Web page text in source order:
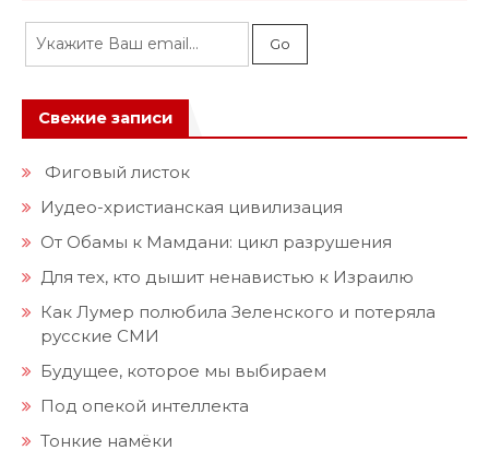
Свежие записи
Фиговый листок
Иудео-христианская цивилизация
От Обамы к Мамдани: цикл разрушения
Для тех, кто дышит ненавистью к Израилю
Как Лумер полюбила Зеленского и потеряла
русские СМИ
Будущее, которое мы выбираем
Под опекой интеллекта
Тонкие намёки